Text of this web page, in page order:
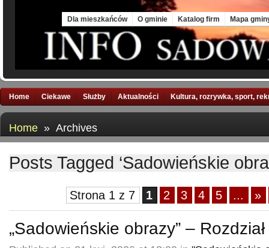
Dla mieszkańców O gminie Katalog firm Mapa
Home Ciekawe Służby Aktualności Kultura, rozrywka, sport,
Home » Archives
Posts Tagged ‘Sadowieńskie
Strona 1 z 7 1 2 3 4 5 ... »
„Sadowieńskie obrazy” –